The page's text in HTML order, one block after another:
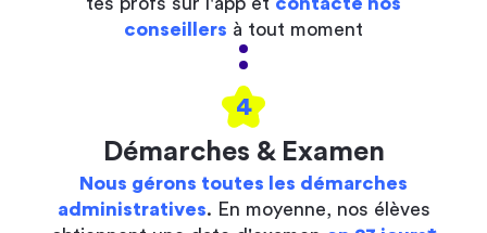
conseillers à tout moment
4
Démarches & Examen
Nous gérons toutes les démarches
administratives. En moyenne, nos élèves